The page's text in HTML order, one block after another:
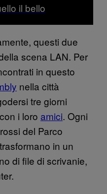
il bello
questi due
scena LAN. Per
in questo
nella città
tre giorni
i loro amici. Ogni
del Parco
in un
di file di scrivanie,